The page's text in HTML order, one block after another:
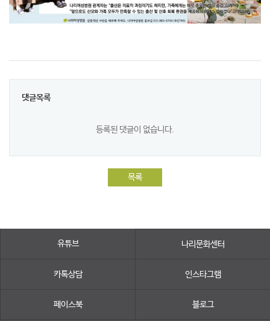
댓글목록
등록된 댓글이 없습니다.
목록
유튜브 나리문화센터
카톡상담 인스타그램
페이스북 블로그